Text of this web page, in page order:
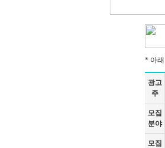
* 아
광고
주
모집
분야
모집